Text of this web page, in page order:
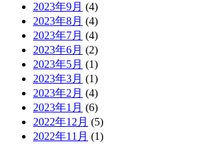
2023年9月 (4)
2023年8月 (4)
2023年7月 (4)
2023年6月 (2)
2023年5月 (1)
2023年3月 (1)
2023年2月 (4)
2023年1月 (6)
2022年12月 (5)
2022年11月 (1)